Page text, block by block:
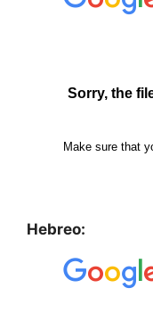
Hebreo: